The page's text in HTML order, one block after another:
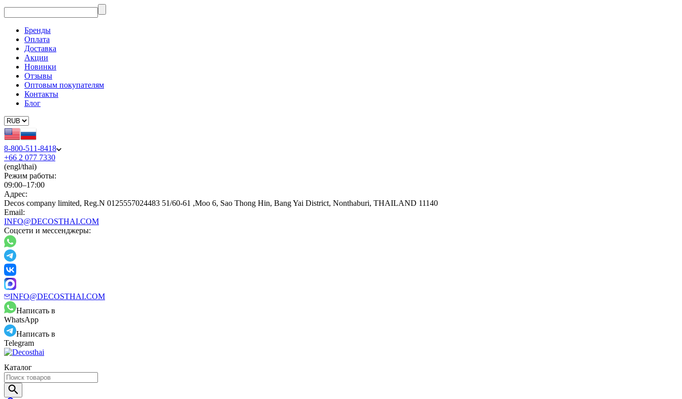
Бренды
Оплата
Доставка
Акции
Новинки
Отзывы
Оптовым покупателям
Контакты
Блог
8-800-511-8418
+66 2 077 7330
(engl/thai)
Режим работы:
09:00–17:00
Адрес:
Decos company limited, Reg.N 0125557024483 51/60-61 ,Moo 6, Sao Thong Hin, Bang Yai District, Nonthaburi, THAILAND 11140
Email:
INFO@DECOSTHAI.COM
Соцсети и мессенджеры:
INFO@DECOSTHAI.COM
Написать в
WhatsApp
Написать в
Telegram
Каталог